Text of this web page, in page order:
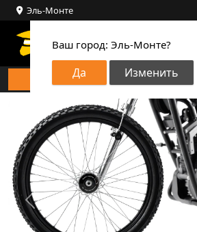
Эль-Монте
Ваш город: Эль-Монте?
Да Изменить
Запись онлайн
Предыдущий